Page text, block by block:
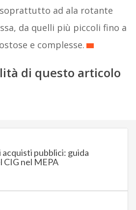
soprattutto ad ala rotante
da quelli più piccoli fino a
e complesse.
di questo articolo
acquisti pubblici: guida
CIG nel MEPA